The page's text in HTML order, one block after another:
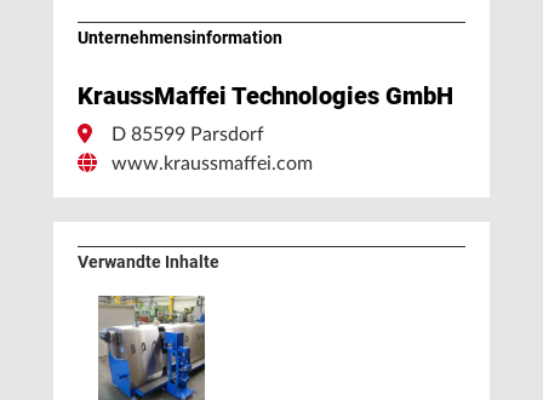
Unternehmens­information
KraussMaffei Technologies GmbH
D 85599 Parsdorf
www.kraussmaffei.com
Verwandte Inhalte